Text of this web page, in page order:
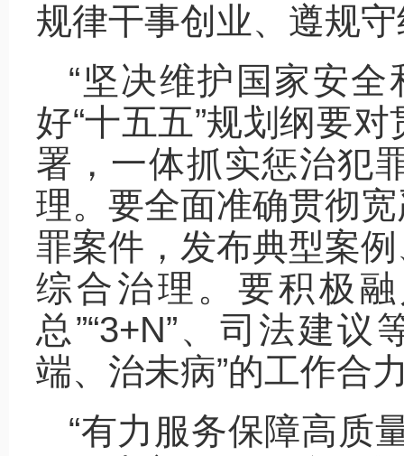
规律干事创业、遵规
“坚决维护国家安
好“十五五”规划纲要
署，一体抓实惩治犯
理。要全面准确贯彻
罪案件，发布典型案
综合治理。要积极
总”“3+N”、司法建
端、治未病”的工作合
“有力服务保障高质